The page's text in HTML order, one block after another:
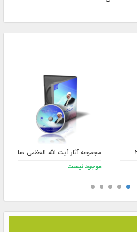
مجموعه آثار آیت الله العظمی صافی
موجود نیست